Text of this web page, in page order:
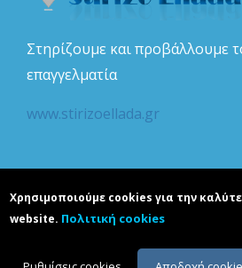
Στηρίζουμε και προβάλλουμε
επαγγελματία
www.stirizoellada.gr
reserved. ΑΡΙΘΜΟΣ Γ.Ε.Μ.Η.:
Χρησιμοποιούμε cookies για την
website. Πολιτική cookies